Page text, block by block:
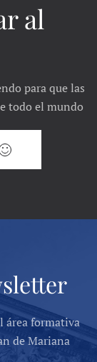
al
para que las
todo el mundo
área formativa
de Mariana